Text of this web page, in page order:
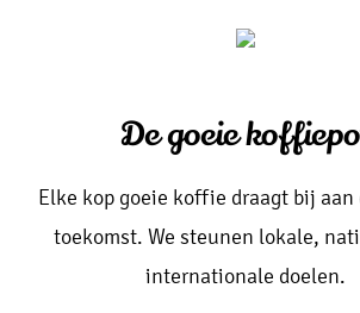
De goeie
Elke kop goeie koffie draagt bij aan
toekomst. We steunen lokale,
internationale doelen.